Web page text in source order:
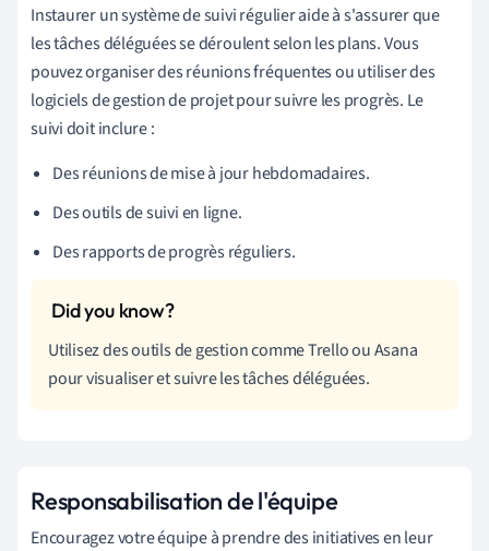
Instaurer un système de suivi régulier aide à s'assurer que
les tâches déléguées se déroulent selon les plans. Vous
pouvez organiser des réunions fréquentes ou utiliser des
logiciels de gestion de projet pour suivre les progrès. Le
suivi doit inclure :
Des réunions de mise à jour hebdomadaires.
Des outils de suivi en ligne.
Des rapports de progrès réguliers.
Utilisez des outils de gestion comme Trello ou Asana
pour visualiser et suivre les tâches déléguées.
Responsabilisation de l'équipe
Encouragez votre équipe à prendre des initiatives en leur